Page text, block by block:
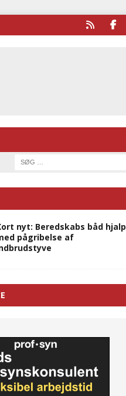
nyt: Beredskabs båd hjalp
pågribelse af